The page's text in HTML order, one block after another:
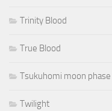
Trinity Blood
True Blood
Tsukuhomi moon phase
Twilight